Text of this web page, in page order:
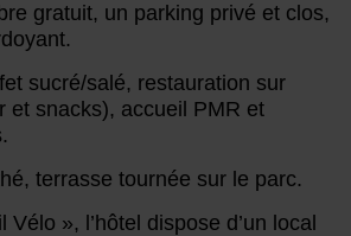
gratuit, un parking privé et clos,
sucré/salé, restauration sur
et snacks), accueil PMR et
terrasse tournée sur le parc.
», l’hôtel dispose d’un local